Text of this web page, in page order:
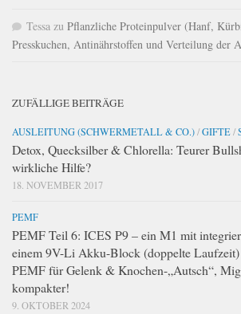
Tessa zu Pflanzliche Proteinpulver (Hanf,
Presskuchen, Antinährstoffen und Verteilung der
ZUFÄLLIGE BEITRÄGE
AUSLEITUNG (SCHWERMETALL & CO.)/GIFTE/
Detox, Quecksilber & Chlorella: Teurer
wirkliche Hilfe?
18. NOVEMBER 2017
PEMF
PEMF Teil 6: ICES P9 – ein M1 mit
einem 9V-Li Akku-Block (doppelte
PEMF für Gelenk & Knochen-„Autsch“,
kompakter!
9. OKTOBER 2024